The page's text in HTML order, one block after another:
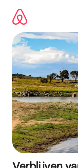
direct
naar
inhoud